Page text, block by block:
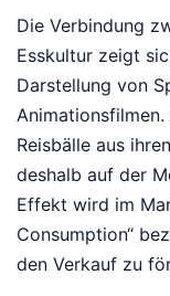
Die Verbindung
Esskultur zeigt
Darstellung von
Reisbälle aus
deshalb auf der
Effekt wird im
Consumption“
den Verkauf zu